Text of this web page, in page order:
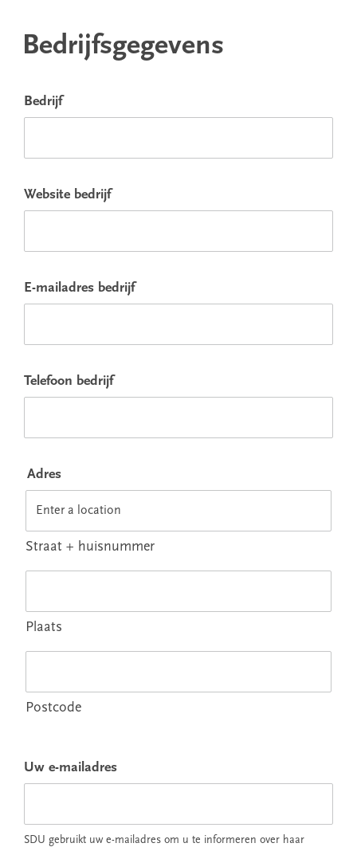
Bedrijfsgegevens
Bedrijf
Website bedrijf
E-mailadres bedrijf
Telefoon bedrijf
Adres
Straat + huisnummer
Plaats
Postcode
Uw e-mailadres
SDU gebruikt uw e-mailadres om u te informeren over haar